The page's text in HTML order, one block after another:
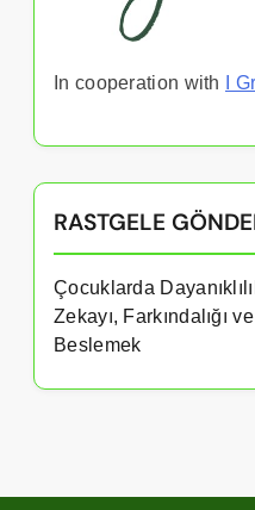
In cooperation with I
RASTGELE
Çocuklarda
Zekayı, Farkındalığı
Beslemek